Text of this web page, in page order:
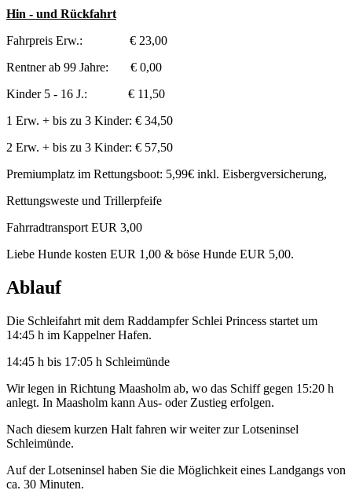
Hin - und Rückfahrt
Fahrpreis Erw.: € 23,00
Rentner ab 99 Jahre: € 0,00
Kinder 5 - 16 J.: € 11,50
1 Erw. + bis zu 3 Kinder: € 34,50
2 Erw. + bis zu 3 Kinder: € 57,50
Premiumplatz im Rettungsboot: 5,99€ inkl. Eisbergversicherung,
Rettungsweste und Trillerpfeife
Fahrradtransport EUR 3,00
Liebe Hunde kosten EUR 1,00 & böse Hunde EUR 5,00.
Ablauf
Die Schleifahrt mit dem Raddampfer Schlei Princess startet um
14:45 h im Kappelner Hafen.
14:45 h bis 17:05 h Schleimünde
Wir legen in Richtung Maasholm ab, wo das Schiff gegen 15:20 h
anlegt. In Maasholm kann Aus- oder Zustieg erfolgen.
Nach diesem kurzen Halt fahren wir weiter zur Lotseninsel
Schleimünde.
Auf der Lotseninsel haben Sie die Möglichkeit eines Landgangs von
ca. 30 Minuten.